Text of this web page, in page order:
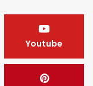
Youtube